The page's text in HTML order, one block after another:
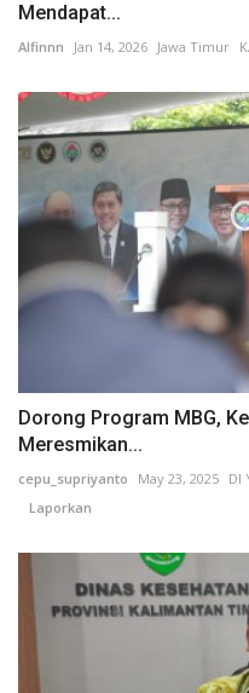
Mendapat...
Alfinnn Jan 14, 2026 Jawa Timur
Dorong Program MBG,
Meresmikan...
cepu_supriyanto May 23, 2025 DI
Laporkan